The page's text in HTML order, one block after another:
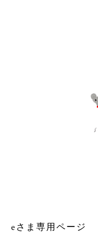
eさま専用ページ